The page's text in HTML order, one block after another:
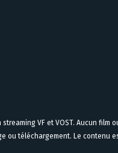
VF et VOST. Aucun film
ou téléchargement. Le contenu